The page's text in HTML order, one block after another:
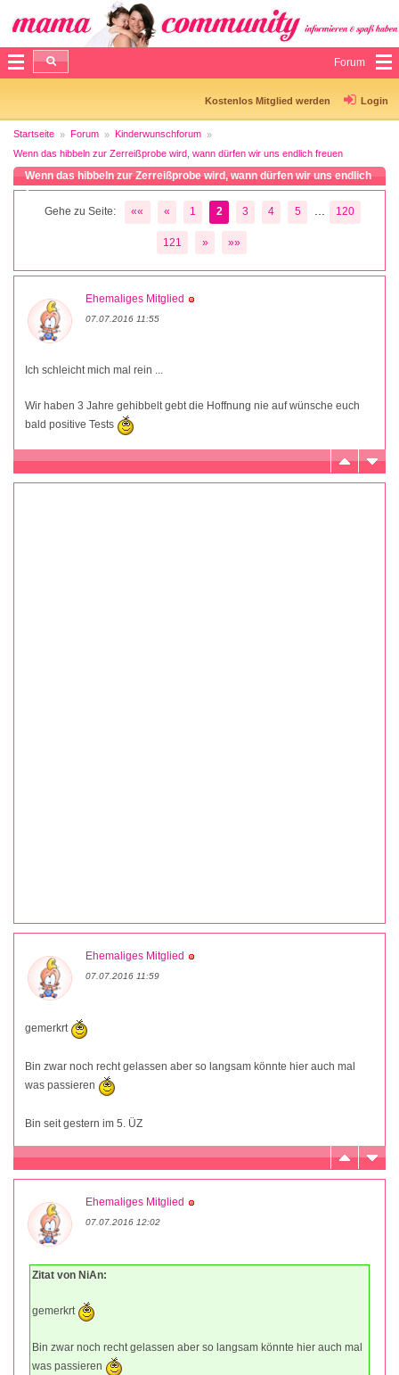
Forum
Kostenlos Mitglied werden Login
Startseite Forum
Kinderwunschforum
Wenn das hibbeln zur Zerreißprobe wird, wann dürfen wir uns endlich freuen
Wenn das hibbeln zur Zerreißprobe wird, wann dürfen wir uns endlich
freuen
Gehe zu Seite:
«« « 1 2 3 4 5 120
121 » »»
Ehemaliges Mitglied
07.07.2016 11:55
Ich schleicht mich mal rein ...
Wir haben 3 Jahre gehibbelt gebt die Hoffnung nie auf wünsche euch
bald positive Tests
Ehemaliges Mitglied
07.07.2016 11:59
gemerkrt
Bin zwar noch recht gelassen aber so langsam könnte hier auch mal
was passieren
Bin seit gestern im 5. ÜZ
Ehemaliges Mitglied
07.07.2016 12:02
Zitat von NiAn:
gemerkrt
Bin zwar noch recht gelassen aber so langsam könnte hier auch mal
was passieren